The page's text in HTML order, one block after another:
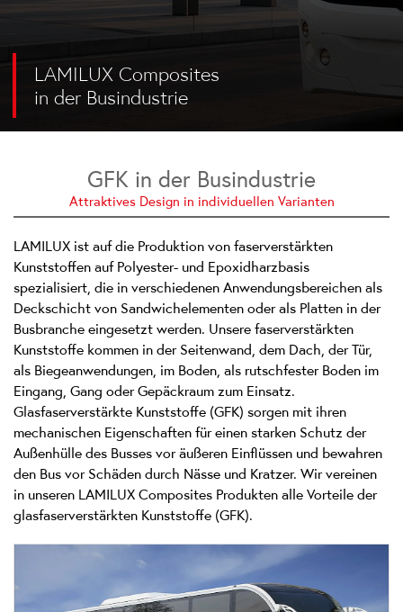
LAMILUX Composites
in der Busindustrie
GFK in der Busindustrie
Attraktives Design in individuellen Varianten
LAMILUX ist auf die Produktion von faserverstärkten
Kunststoffen auf Polyester- und Epoxidharzbasis
spezialisiert, die in verschiedenen Anwendungsbereichen als
Deckschicht von Sandwichelementen oder als Platten in der
Busbranche eingesetzt werden. Unsere faserverstärkten
Kunststoffe kommen in der Seitenwand, dem Dach, der Tür,
als Biegeanwendungen, im Boden, als rutschfester Boden im
Eingang, Gang oder Gepäckraum zum Einsatz.
Glasfaserverstärkte Kunststoffe (GFK) sorgen mit ihren
mechanischen Eigenschaften für einen starken Schutz der
Außenhülle des Busses vor äußeren Einflüssen und bewahren
den Bus vor Schäden durch Nässe und Kratzer. Wir vereinen
in unseren LAMILUX Composites Produkten alle Vorteile der
glasfaserverstärkten Kunststoffe (GFK).